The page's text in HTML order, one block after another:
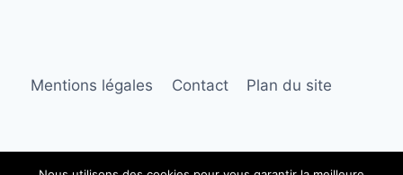
Mentions légales Contact Plan du site